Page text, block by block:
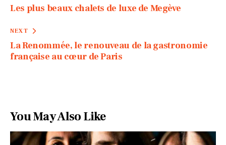
Les plus beaux chalets de luxe de Megève
NEXT
La Renommée, le renouveau de la gastronomie
française au cœur de Paris
You May Also Like